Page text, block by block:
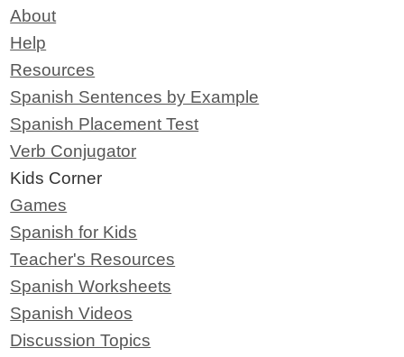
About
Help
Resources
Spanish Sentences by Example
Spanish Placement Test
Verb Conjugator
Kids Corner
Games
Spanish for Kids
Teacher's Resources
Spanish Worksheets
Spanish Videos
Discussion Topics